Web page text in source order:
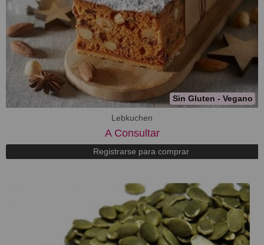
Sin Gluten - Vegano
Lebkuchen
A Consultar
Registrarse para comprar